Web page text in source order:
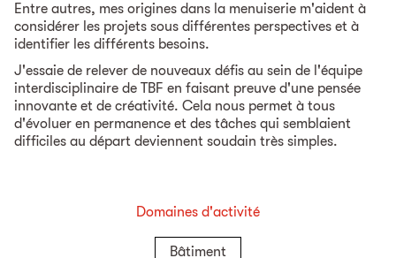
Entre autres, mes origines dans la menuiserie m'aident à
considérer les projets sous différentes perspectives et à
identifier les différents besoins.
J'essaie de relever de nouveaux défis au sein de l'équipe
interdisciplinaire de TBF en faisant preuve d'une pensée
innovante et de créativité. Cela nous permet à tous
d'évoluer en permanence et des tâches qui semblaient
difficiles au départ deviennent soudain très simples.
Domaines d'activité
Bâtiment